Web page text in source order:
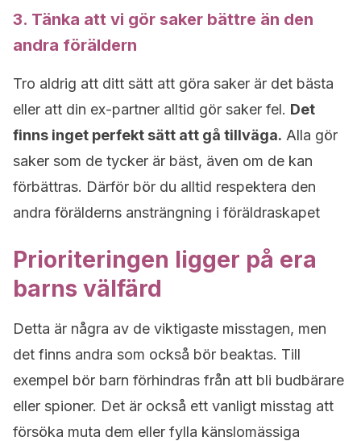
3. Tänka att vi gör saker bättre än den
andra föräldern
Tro aldrig att ditt sätt att göra saker är det bästa
eller att din ex-partner alltid gör saker fel. Det
finns inget perfekt sätt att gå tillväga. Alla gör
saker som de tycker är bäst, även om de kan
förbättras. Därför bör du alltid respektera den
andra förälderns ansträngning i föräldraskapet
Prioriteringen ligger på era
barns välfärd
Detta är några av de viktigaste misstagen, men
det finns andra som också bör beaktas. Till
exempel bör barn förhindras från att bli budbärare
eller spioner. Det är också ett vanligt misstag att
försöka muta dem eller fylla känslomässiga